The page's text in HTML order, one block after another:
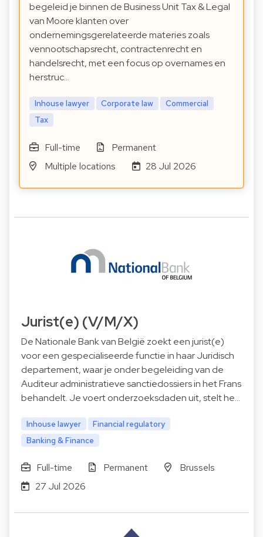
begeleid je binnen de Business Unit Tax & Legal
van Moore klanten over
ondernemingsgerelateerde materies zoals
vennootschapsrecht, contractenrecht en
handelsrecht, met een focus op overnames en
herstruc…
Inhouse lawyer Corporate law
Commercial
Tax
Full-time
Permanent
Multiple locations
28 Jul 2026
Jurist(e) (V/M/X)
De Nationale Bank van België zoekt een jurist(e)
voor een gespecialiseerde functie in haar Juridisch
departement, waar je onder begeleiding van de
Auditeur administratieve sanctiedossiers in het Frans
behandelt. Je voert onderzoeksdaden uit, stelt he…
Inhouse lawyer
Financial regulatory
Banking & Finance
Full-time Permanent
Brussels
27 Jul 2026